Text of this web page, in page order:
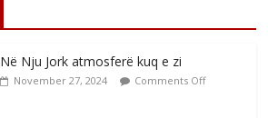
Në Nju Jork atmosferë kuq e zi
November 27, 2024 Comments Off